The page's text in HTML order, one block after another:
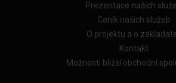
Prezentace našich
Ceník našich služeb
O projektu a o
Kontakt
Možnosti bližší obchodní